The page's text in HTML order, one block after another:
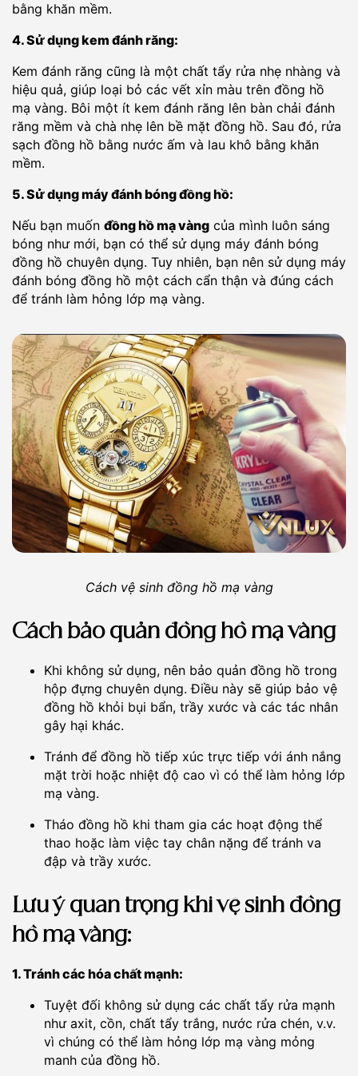
bằng khăn mềm.
4. Sử dụng kem đánh răng:
Kem đánh răng cũng là một chất tẩy rửa nhẹ nhàng và
hiệu quả, giúp loại bỏ các vết xỉn màu trên đồng hồ
mạ vàng. Bôi một ít kem đánh răng lên bàn chải đánh
răng mềm và chà nhẹ lên bề mặt đồng hồ. Sau đó, rửa
sạch đồng hồ bằng nước ấm và lau khô bằng khăn
mềm.
5. Sử dụng máy đánh bóng đồng hồ:
Nếu bạn muốn đồng hồ mạ vàng của mình luôn sáng
bóng như mới, bạn có thể sử dụng máy đánh bóng
đồng hồ chuyên dụng. Tuy nhiên, bạn nên sử dụng máy
đánh bóng đồng hồ một cách cẩn thận và đúng cách
để tránh làm hỏng lớp mạ vàng.
Cách vệ sinh đồng hồ mạ vàng
Cách bảo quản đồng hồ mạ vàng
Khi không sử dụng, nên bảo quản đồng hồ trong
hộp đựng chuyên dụng. Điều này sẽ giúp bảo vệ
đồng hồ khỏi bụi bẩn, trầy xước và các tác nhân
gây hại khác.
Tránh để đồng hồ tiếp xúc trực tiếp với ánh nắng
mặt trời hoặc nhiệt độ cao vì có thể làm hỏng lớp
mạ vàng.
Tháo đồng hồ khi tham gia các hoạt động thể
thao hoặc làm việc tay chân nặng để tránh va
đập và trầy xước.
Lưu ý quan trọng khi vệ sinh đồng
hồ mạ vàng:
1. Tránh các hóa chất mạnh:
Tuyệt đối không sử dụng các chất tẩy rửa mạnh
như axit, cồn, chất tẩy trắng, nước rửa chén, v.v.
vì chúng có thể làm hỏng lớp mạ vàng mỏng
manh của đồng hồ.